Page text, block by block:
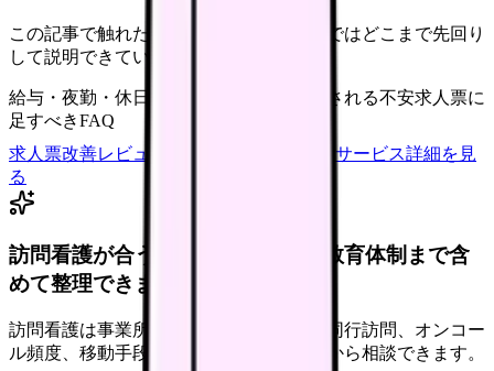
この記事で触れた不安を、自院の求人票ではどこまで先回り
して説明できていますか？
給与・夜勤・休日の見せ方 応募前に離脱される不安求人票に
足すべきFAQ
求人票改善レビューの見積もりを依頼
サービス詳細を見
る
訪問看護が合うか、オンコール・教育体制まで含
めて整理できます。
訪問看護は事業所差が大きい領域です。同行訪問、オンコー
ル頻度、移動手段、給与条件を比較してから相談できます。